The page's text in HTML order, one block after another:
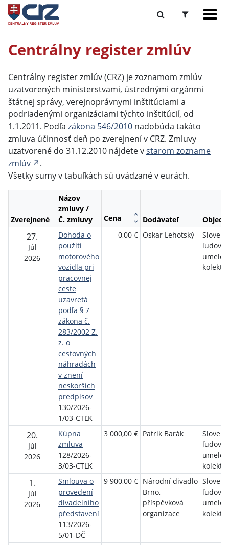
Centrálny register zmlúv
Centrálny register zmlúv (CRZ) je zoznamom zmlúv
uzatvorených ministerstvami, ústrednými orgánmi
štátnej správy, verejnoprávnymi inštitúciami a
podriadenými organizáciami týchto inštitúcií, od
1.1.2011. Podľa zákona 546/2010 nadobúda takáto
zmluva účinnosť deň po zverejnení v CRZ. Zmluvy
uzatvorené do 31.12.2010 nájdete vstarom zozname
zmlúv
.
Všetky sumy v tabuľkách sú uvádzané v eurách.
Zverejnené
Názov
zmluvy /
Č. zmluvy
Cena Dodávateľ
27.
Júl
2026
Dohoda o
použití
motorového
vozidla pri
pracovnej
ceste
uzavretá
podľa § 7
zákona č.
283/2002 Z.
z. o
cestovných
náhradách
v znení
neskorších
predpisov
130/2026-
1/03-CTĽK
0,00 € Oskar Lehotský
ľudový
kolektív
20.
Júl
2026
Kúpna
zmluva
128/2026-
3/03-CTĽK
3 000,00 € Patrik Barák
ľudový
kolektív
1.
Júl
2026
Smlouva o
provedení
divadelního
představení
113/2026-
5/01-DČ
9 900,00 € Národní divadlo
Brno,
příspěvková
organizace
ľudový
kolektív